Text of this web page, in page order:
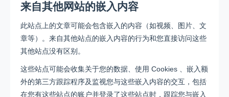
来自其他网站的嵌入内容
此站点上的文章可能会包含嵌入的内容（如视频、图片、文
章等）。来自其他站点的嵌入内容的行为和您直接访问这些
其他站点没有区别。
这些站点可能会收集关于您的数据、使用 Cookies 、嵌入额
外的第三方跟踪程序及监视您与这些嵌入内容的交互，包括
在您有这些站点的账户并登录了这些站点时，跟踪您与嵌入